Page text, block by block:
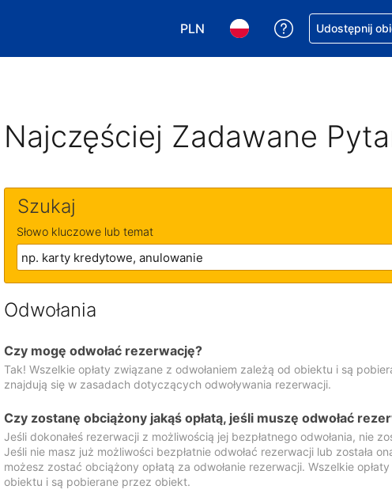
PLN
Wybierz walutę. Wybrana waluta
Wybierz język. Wybrany
Uzyskaj pomoc
Udostępnij
Najczęściej Zadawane
Szukaj
Słowo kluczowe lub temat
Odwołania
Czy mogę odwołać rezerwację?
Tak! Wszelkie opłaty związane z odwołaniem zależą od obiektu i są
znajdują się w zasadach dotyczących odwoływania rezerwacji.
Czy zostanę obciążony jakąś opłatą, jeśli muszę odwołać
Jeśli dokonałeś rezerwacji z możliwością jej bezpłatnego odwołania, nie
Jeśli nie masz już możliwości bezpłatnie odwołać rezerwacji lub została
możesz zostać obciążony opłatą za odwołanie rezerwacji. Wszelkie
obiektu i są pobierane przez obiekt.